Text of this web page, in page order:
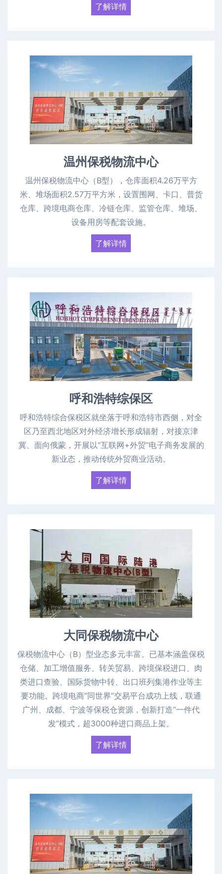
了解详情
温州保税物流中心
温州保税物流中心（B型），仓库面积4.26万平方
米、堆场面积2.57万平方米，设置围网、卡口、普货
仓库、跨境电商仓库、冷链仓库、监管仓库、堆场、
设备用房等配套设施。
了解详情
呼和浩特综保区
呼和浩特综合保税区就坐落于呼和浩特市西侧，对全
区乃至西北地区对外经济增长形成辐射，对接京津
冀、面向俄蒙，开展以“互联网+外贸”电子商务发展的
新业态，推动传统外贸商业活动。
了解详情
大同保税物流中心
保税物流中心（B）型业态多元丰富。已基本涵盖保税
仓储、加工增值服务、转关贸易、跨境保税进口、肉
类进口查验、国际货物中转、出口班列集港作业等主
要功能。跨境电商“同世界”交易平台成功上线，联通
广州、成都、宁波等保税仓资源，创新打造“一件代
发”模式，超3000种进口商品上架。
了解详情